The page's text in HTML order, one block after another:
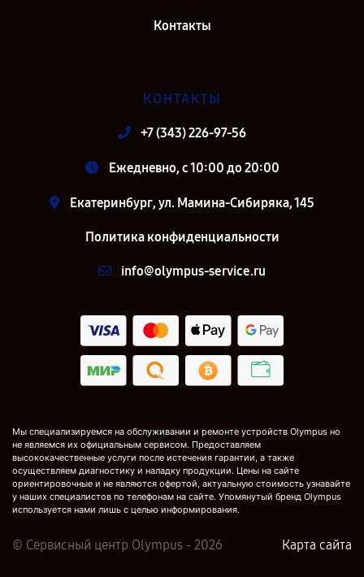
Контакты
КОНТАКТЫ
+7 (343) 226-97-56
Ежедневно, с 10:00 до 20:00
Екатеринбург, ул. Мамина-Сибиряка, 145
Политика конфиденциальности
info@olympus-service.ru
Мы специализируемся на обслуживании и ремонте устройств Olympus но
не являемся их официальным сервисом. Предоставляем
высококачественные услуги после истечения гарантии, а также
осуществляем диагностику и наладку продукции. Цены на сайте
ориентировочные и не являются офертой, актуальную стоимость узнавайте
у наших специалистов по телефонам на сайте. Упомянутый бренд Olympus
используется нами лишь с целью информирования.
© Сервисный центр Olympus - 2026 Карта сайта